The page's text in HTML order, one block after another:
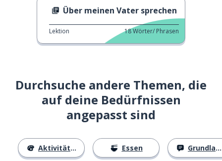
Über meinen Vater sprechen
Lektion 18Wörter/ Phrasen
Durchsuche andere Themen, die
auf deine Bedürfnissen
angepasst sind
Aktivitäten Essen Grundlagen